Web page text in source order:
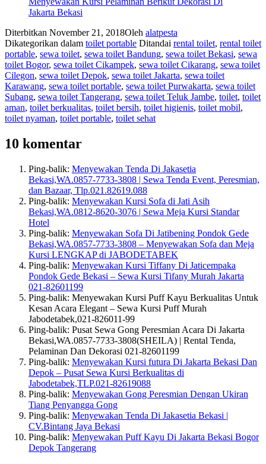
Jakarta Bekasi
Diterbitkan November 21, 2018Oleh alatpesta
Dikategorikan dalam toilet portable Ditandai rental toilet, rental toilet
portable, sewa toilet, sewa toilet Bandung, sewa toilet Bekasi, sewa
toilet Bogor, sewa toilet Cikampek, sewa toilet Cikarang, sewa toilet
Cilegon, sewa toilet Depok, sewa toilet Jakarta, sewa toilet
Karawang, sewa toilet portable, sewa toilet Purwakarta, sewa toilet
Subang, sewa toilet Tangerang, sewa toilet Teluk Jambe, toilet, toilet
aman, toilet berkualitas, toilet bersih, toilet higienis, toilet mobil,
toilet nyaman, toilet portable, toilet sehat
10 komentar
Ping-balik: Menyewakan Tenda Di Jakasetia
Bekasi,WA.0857-7733-3808 | Sewa Tenda Event, Peresmian,
dan Bazaar, Tlp.021.82619.088
Ping-balik: Menyewakan Kursi Sofa di Jati Asih
Bekasi,WA.0812-8620-3076 | Sewa Meja Kursi Standar
Hotel
Ping-balik: Menyewakan Sofa Di Jatibening Pondok Gede
Bekasi,WA.0857-7733-3808 – Menyewakan Sofa dan Meja
Kursi LENGKAP di JABODETABEK
Ping-balik: Menyewakan Kursi Tiffany Di Jaticempaka
Pondok Gede Bekasi – Sewa Kursi Tifany Murah Jakarta
021-82601199
Ping-balik: Menyewakan Kursi Puff Kayu Berkualitas Untuk
Kesan Acara Elegant – Sewa Kursi Puff Murah
Jabodetabek,021-826011-99
Ping-balik: Pusat Sewa Gong Peresmian Acara Di Jakarta
Bekasi,WA.0857-7733-3808(SHEILA) | Rental Tenda,
Pelaminan Dan Dekorasi 021-82601199
Ping-balik: Menyewakan Kursi futura Di Jakarta Bekasi Dan
Depok – Pusat Sewa Kursi Berkualitas di
Jabodetabek,TLP.021-82619088
Ping-balik: Menyewakan Gong Peresmian Dengan Ukiran
Tiang Penyangga Gong
Ping-balik: Menyewakan Tenda Di Jakasetia Bekasi |
CV.Bintang Jaya Bekasi
Ping-balik: Menyewakan Puff Kayu Di Jakarta Bekasi Bogor
Depok Tangerang